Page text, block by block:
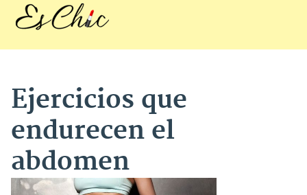
Ejercicios que
endurecen el
abdomen